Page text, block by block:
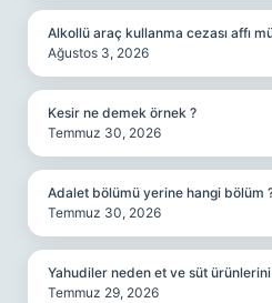
Alkollü araç kullanma cezası affı
Ağustos 3, 2026
Kesir ne demek örnek ?
Temmuz 30, 2026
Adalet bölümü yerine hangi bölüm
Temmuz 30, 2026
Yahudiler neden et ve süt
Temmuz 29, 2026